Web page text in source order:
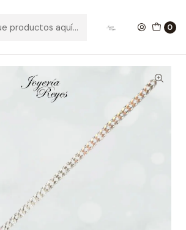
0
Ley 925 Italiana modelo Grummer